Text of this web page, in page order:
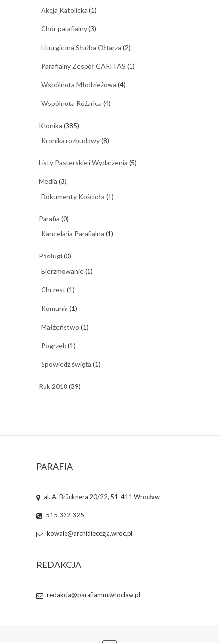
Akcja Katolicka (1)
Chór parafialny(3)
Liturgiczna Służba Ołtarza (2)
Parafialny Zespół CARITAS (1)
Wspólnota Młodzieżowa (4)
Wspólnota Różańca (4)
Kronika (385)
Kronika rozbudowy(8)
Listy Pasterskie i Wydarzenia (5)
Media (3)
Dokumenty Kościoła (1)
Parafia (0)
Kancelaria Parafialna (1)
Posługi(0)
Bierzmowanie(1)
Chrzest (1)
Komunia (1)
Małżeństwo (1)
Pogrzeb (1)
Spowiedź święta (1)
Rok 2018 (39)
PARAFIA
al. A. Brücknera 20/22, 51-411 Wrocław
515 332 325
kowale@archidiecezja.wroc.pl
REDAKCJA
redakcja@parafiamm.wroclaw.pl